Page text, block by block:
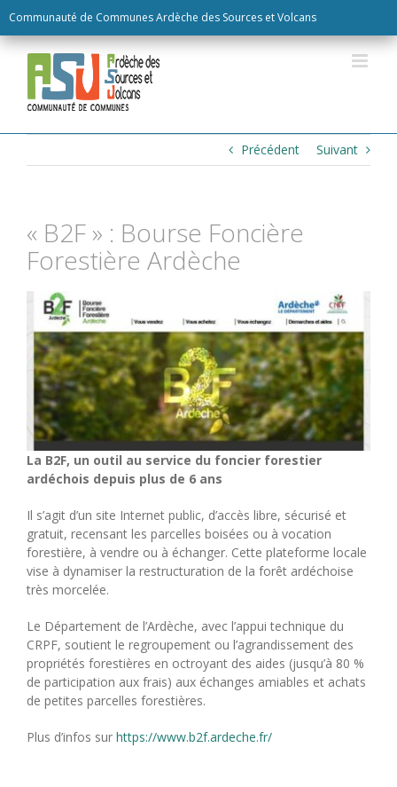
Communauté de Communes Ardèche des Sources et Volcans
to
content
Précédent Suivant
« B2F » : Bourse Foncière
Forestière Ardèche
La B2F, un outil au service du foncier forestier
ardéchois depuis plus de 6 ans
Il s’agit d’un site Internet public, d’accès libre, sécurisé et
gratuit, recensant les parcelles boisées ou à vocation
forestière, à vendre ou à échanger. Cette plateforme locale
vise à dynamiser la restructuration de la forêt ardéchoise
très morcelée.
Le Département de l’Ardèche, avec l’appui technique du
CRPF, soutient le regroupement ou l’agrandissement des
propriétés forestières en octroyant des aides (jusqu’à 80 %
de participation aux frais) aux échanges amiables et achats
de petites parcelles forestières.
Plus d’infos sur https://www.b2f.ardeche.fr/